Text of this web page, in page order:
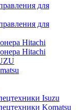
для
для
Hitachi
Hitachi
Isuzu
Komatsu